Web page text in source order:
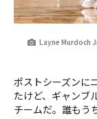
Layne Murdoch
ポストシーズンに
たけど、ギャンブ
チームだ。誰もう